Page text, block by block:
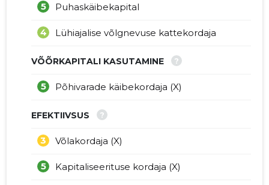
Puhaskäibekapital
5
Lühiajalise võlgnevuse kattekordaja
4
VÕÕRKAPITALI KASUTAMINE ?
Põhivarade käibekordaja (X)
5
EFEKTIIVSUS ?
Võlakordaja (X)
3
Kapitaliseerituse kordaja (X)
5